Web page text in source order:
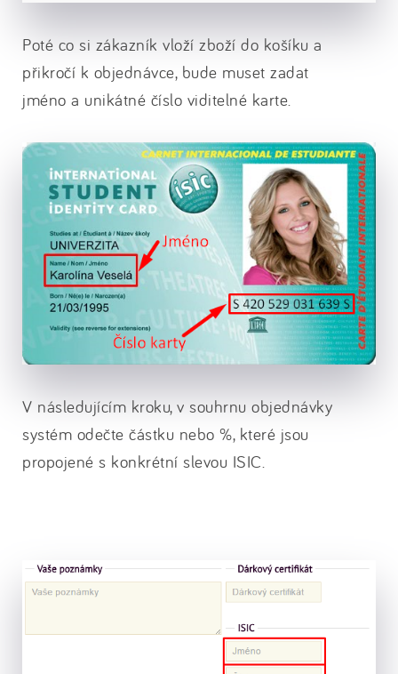
Poté co si zákazník vloží zboží do košíku a
přikročí k objednávce, bude muset zadat
jméno a unikátné číslo viditelné karte.
V následujícím kroku, v souhrnu objednávky
systém odečte částku nebo %, které jsou
propojené s konkrétní slevou ISIC.